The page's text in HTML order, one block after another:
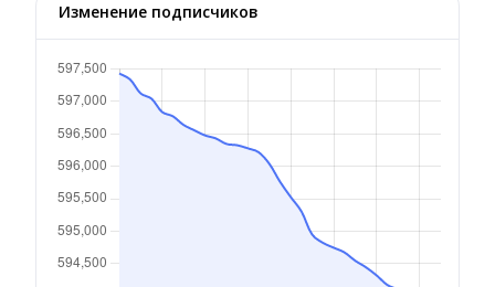
Изменение подписчиков